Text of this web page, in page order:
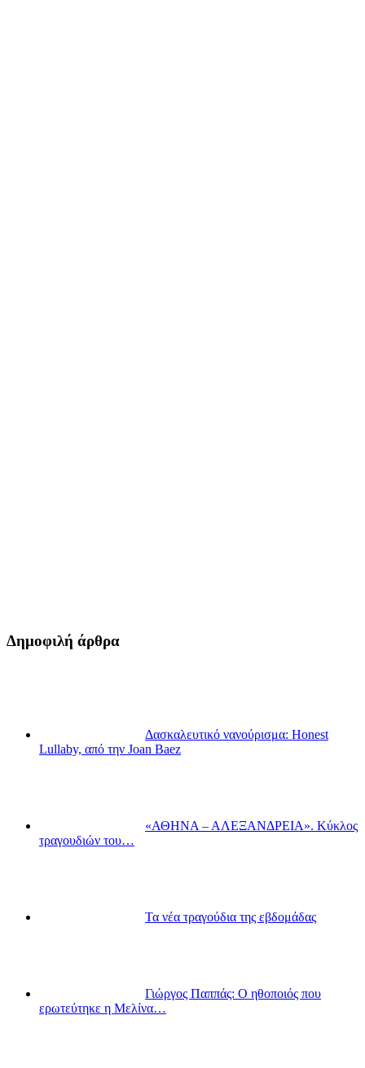
Δημοφιλή άρθρα
Δασκαλευτικό νανούρισμα: Honest
Lullaby, από την Joan Baez
«ΑΘΗΝΑ – ΑΛΕΞΑΝΔΡΕΙΑ». Κύκλος
τραγουδιών του…
Τα νέα τραγούδια της εβδομάδας
Γιώργος Παππάς: Ο ηθοποιός που
ερωτεύτηκε η Μελίνα…